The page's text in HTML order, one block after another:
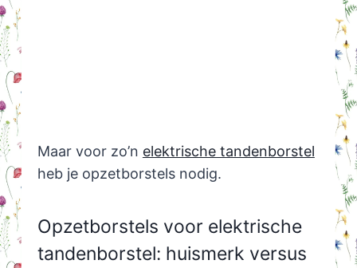
Maar voor zo’n elektrische tandenborstel
heb je opzetborstels nodig.
Opzetborstels voor elektrische
tandenborstel: huismerk versus